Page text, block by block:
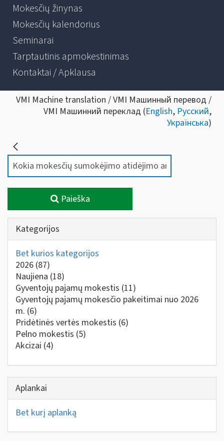
Mokesčių žinynas
Mokesčių kalendorius
Seminarai
Tarptautinis apmokestinimas
Kontaktai / Apklausa
VMI Machine translation / VMI Машинный перевод /
VMI Машинний переклад (English, Русский,
Українська)
Paieška
Kategorijos
Bet kurios kategorijos
2026 (87)
Naujiena (18)
Gyventojų pajamų mokestis (11)
Gyventojų pajamų mokesčio pakeitimai nuo 2026
m. (6)
Pridėtinės vertės mokestis (6)
Pelno mokestis (5)
Akcizai (4)
Aplankai
Bet kurį aplanką